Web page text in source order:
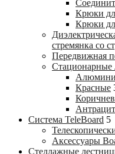
Крюки
Крюки
стремянка со
Передвижная
Красные
Система TeleBoard 5
Аксессуары
Стеллажные